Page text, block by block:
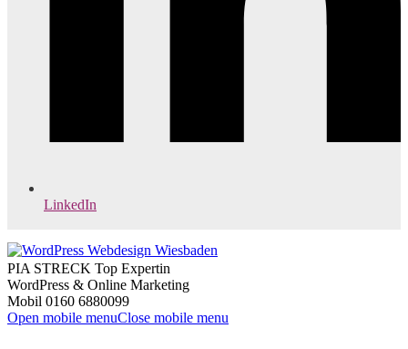
LinkedIn
PIA STRECK Top Expertin
WordPress & Online Marketing
Mobil 0160 6880099
Open mobile menuClose mobile menu